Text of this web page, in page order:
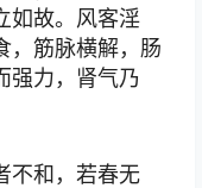
如故。风客淫
，筋脉横解，肠
强力，肾气乃
不和，若春无